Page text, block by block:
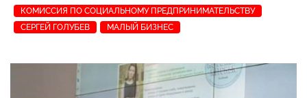
КОМИССИЯ ПО СОЦИАЛЬНОМУ ПРЕДПРИНИМАТЕЛЬСТВУ
СЕРГЕЙ ГОЛУБЕВ
МАЛЫЙ БИЗНЕС